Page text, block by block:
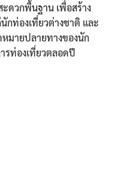
ดวกพื้นฐาน เพื่อสร้าง
ท่องเที่ยวต่างชาติ และ
มายปลายทางของนัก
รท่องเที่ยวตลอดปี